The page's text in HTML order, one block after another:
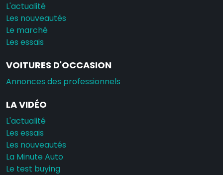
L'actualité
Les nouveautés
Le marché
Les essais
VOITURES D'OCCASION
Annonces des professionnels
LA VIDÉO
L'actualité
Les essais
Les nouveautés
La Minute Auto
Le test buying